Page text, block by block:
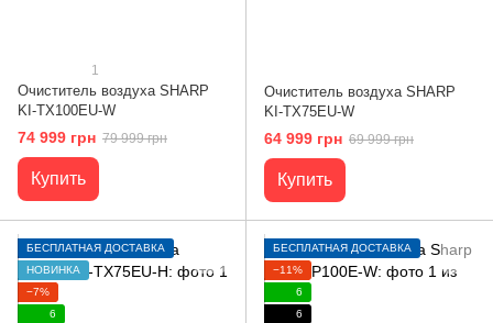
1
Очиститель воздуха SHARP
KI-TX100EU-W
74 999 грн 79 999 грн
Купить
Очиститель воздуха SHARP
KI-TX75EU-W
64 999 грн 69 999 грн
Купить
БЕСПЛАТНАЯ ДОСТАВКА
НОВИНКА
−7%
6
БЕСПЛАТНАЯ ДОСТАВКА
−11%
6
6